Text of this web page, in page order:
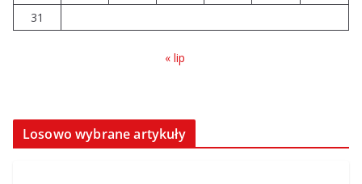
31
« lip
Losowo wybrane artykuły